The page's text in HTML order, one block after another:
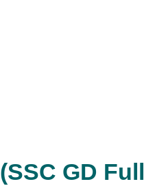
(SSC GD Full